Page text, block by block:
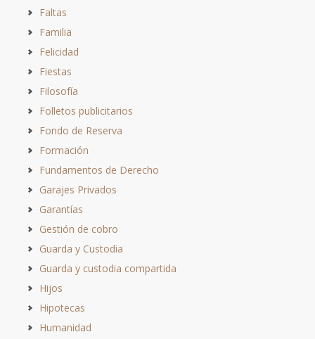
Faltas
Familia
Felicidad
Fiestas
Filosofía
Folletos publicitarios
Fondo de Reserva
Formación
Fundamentos de Derecho
Garajes Privados
Garantías
Gestión de cobro
Guarda y Custodia
Guarda y custodia compartida
Hijos
Hipotecas
Humanidad